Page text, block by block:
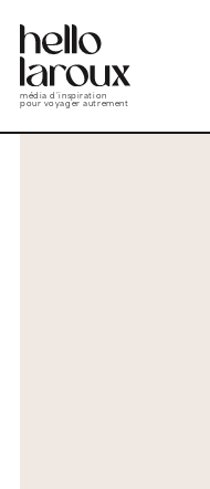
média d’inspiration
pour voyager autrement